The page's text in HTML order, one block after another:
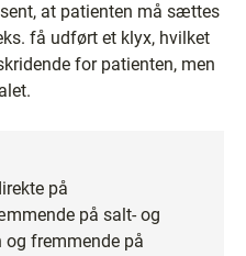
at patienten må sættes
få udført et klyx, hvilket
for patienten, men
på
på salt- og
fremmende på